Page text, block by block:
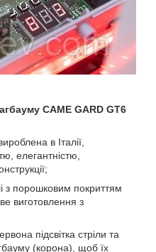
CAME GARD GT6
в Італії,
елегантністю,
з порошковим покриттям
виготовлення з
підсвітка стріли та
(корона), щоб їх